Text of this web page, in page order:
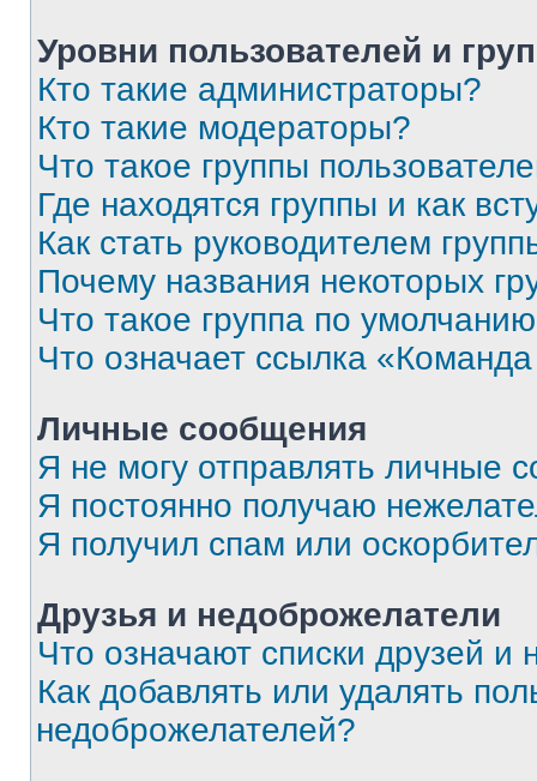
Уровни пользователей и
Кто такие администраторы?
Кто такие модераторы?
Что такое группы
Где находятся группы и как
Как стать руководителем
Почему названия некоторых
Что такое группа по
Что означает ссылка
Личные сообщения
Я не могу отправлять личные
Я постоянно получаю
Я получил спам или
Друзья и недоброжелатели
Что означают списки друзей и
Как добавлять или удалять
недоброжелателей?